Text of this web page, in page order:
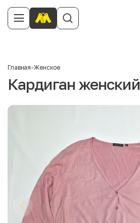
Главная-Женское
Кардиган женский